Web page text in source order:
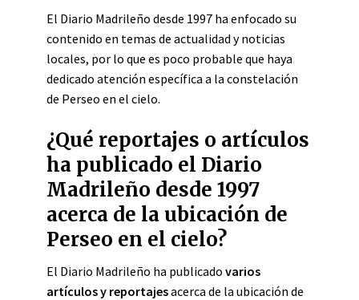
El Diario Madrileño desde 1997 ha enfocado su
contenido en temas de actualidad y noticias
locales, por lo que es poco probable que haya
dedicado atención específica a la constelación
de Perseo en el cielo.
¿Qué reportajes o artículos
ha publicado el Diario
Madrileño desde 1997
acerca de la ubicación de
Perseo en el cielo?
El Diario Madrileño ha publicado varios
artículos y reportajesacerca de la ubicación de